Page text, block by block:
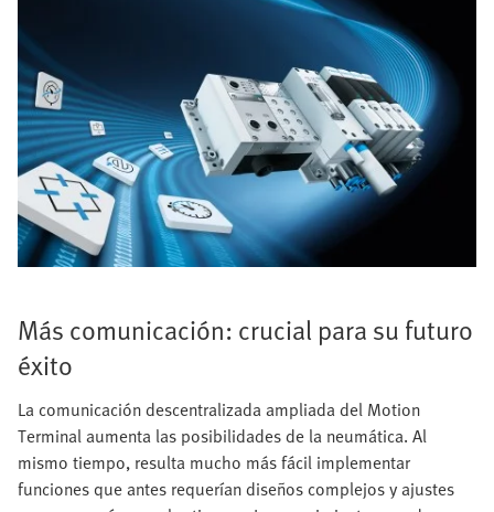
Más comunicación: crucial para su futuro
éxito
La comunicación descentralizada ampliada del Motion
Terminal aumenta las posibilidades de la neumática. Al
mismo tiempo, resulta mucho más fácil implementar
funciones que antes requerían diseños complejos y ajustes